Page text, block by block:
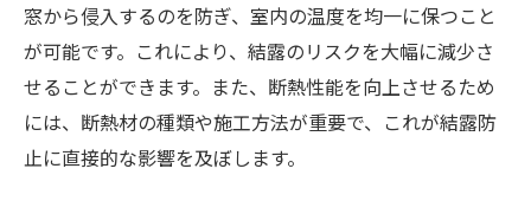
専門家が語る断熱性能の重要性
断熱性能がもたらす長期的なメリット
結露防止に成功した家庭の声
断熱性能改善に役立つ助成金・補助金
窓から侵入するのを防ぎ、室内の温度を均一に保つこと
が可能です。これにより、結露のリスクを大幅に減少さ
せることができます。また、断熱性能を向上させるため
には、断熱材の種類や施工方法が重要で、これが結露防
止に直接的な影響を及ぼします。